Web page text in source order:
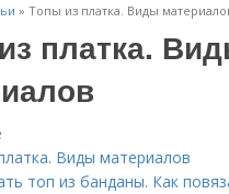
»Топы из платка. Виды
платка.
Виды материалов
топ из банданы. Как